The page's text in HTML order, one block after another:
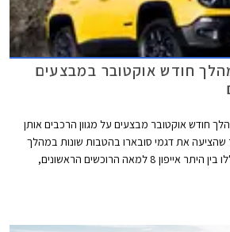
חודש אוקטובר במבצעים
חודש אוקטובר מבצעים על מגוון הרכבים אותן
את דגמי סובארו בהטבות שונות במהלך
חופשת חג הסוכות, אשר כללו בין היתר אייפון 8 למאה הרוכשים הראשונים,